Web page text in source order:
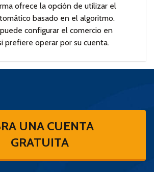
ofrece la opción de utilizar el
basado en el algoritmo.
configurar el comercio en
prefiere operar por su cuenta.
UNA CUENTA
GRATUITA